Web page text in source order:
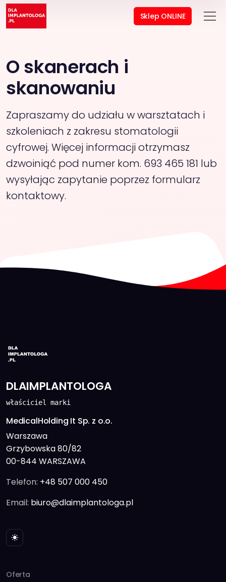
Sklep ONLINE
O skanerach i
skanowaniu
Zapraszamy do udziału w warsztatach i
szkoleniach z zakresu stomatologii
cyfrowej. Więcej informacji otrzymasz
dzwoiniąć pod numer kom. 693 465 181 lub
wysyłając zapytanie poprzez formularz
kontaktowy.
DLAIMPLANTOLOGA
właściciel marki
MedicalHolding It Sp. z o.o.
Warszawa
Grzybowska 80/82
00-844 WARSZAWA
Telefon: +48 507 000 450
Email: biuro@dlaimplantologa.pl
Oferta